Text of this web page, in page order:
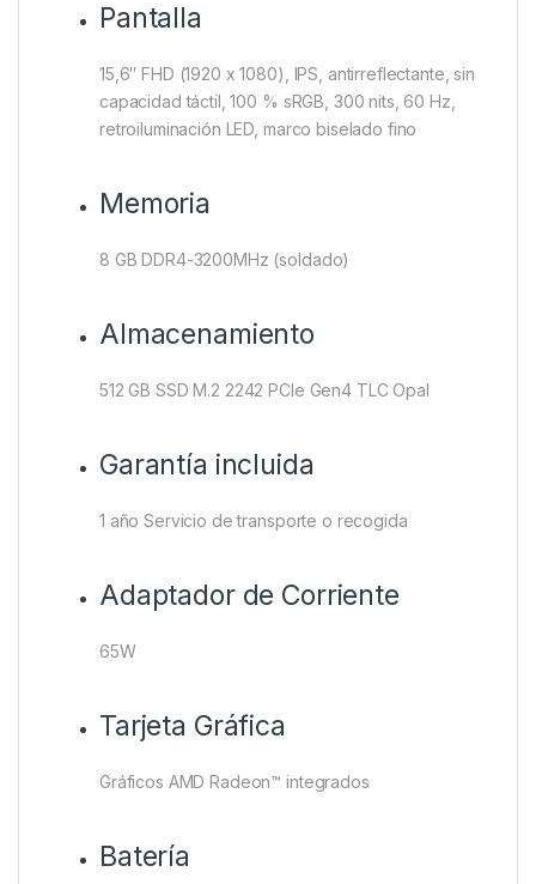
Pantalla
15,6″ FHD (1920 x 1080), IPS, antirreflectante, sin
capacidad táctil, 100 % sRGB, 300 nits, 60 Hz,
retroiluminación LED, marco biselado fino
Memoria
8 GB DDR4-3200MHz (soldado)
Almacenamiento
512 GB SSD M.2 2242 PCIe Gen4 TLC Opal
Garantía incluida
1 año Servicio de transporte o recogida
Adaptador de Corriente
65W
Tarjeta Gráfica
Gráficos AMD Radeon™ integrados
Batería